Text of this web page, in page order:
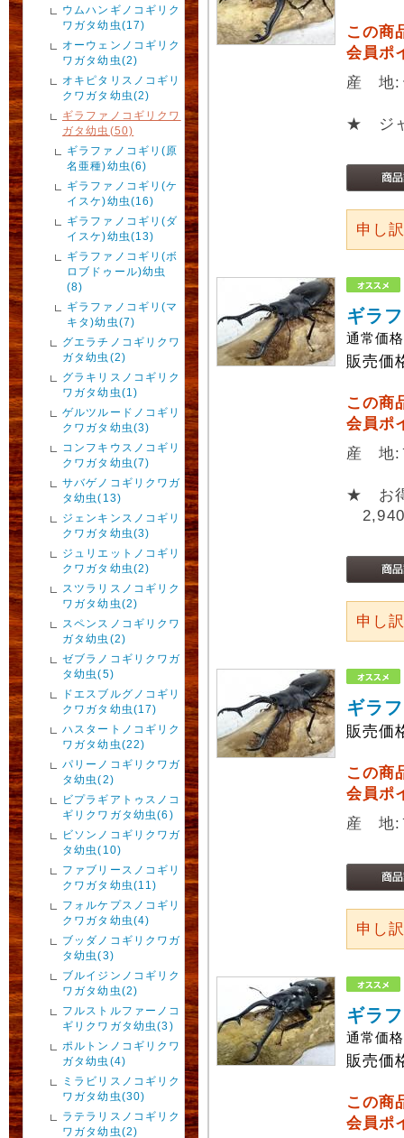
ウムハンギノコギリク
ワガタ幼虫(17)
オーウェンノコギリク
ワガタ幼虫(2)
オキピタリスノコギリ
クワガタ幼虫(2)
ギラファノコギリクワ
ガタ幼虫(50)
ギラファノコギリ(原
名亜種)幼虫(6)
ギラファノコギリ(ケ
イスケ)幼虫(16)
ギラファノコギリ(ダ
イスケ)幼虫(13)
ギラファノコギリ(ボ
ロブドゥール)幼虫
(8)
ギラファノコギリ(マ
キタ)幼虫(7)
グエラチノコギリクワ
ガタ幼虫(2)
グラキリスノコギリク
ワガタ幼虫(1)
ゲルツルードノコギリ
クワガタ幼虫(3)
コンフキウスノコギリ
クワガタ幼虫(7)
サバゲノコギリクワガ
タ幼虫(13)
ジェンキンスノコギリ
クワガタ幼虫(3)
ジュリエットノコギリ
クワガタ幼虫(2)
スツラリスノコギリク
ワガタ幼虫(2)
スペンスノコギリクワ
ガタ幼虫(2)
ゼブラノコギリクワガ
タ幼虫(5)
ドエスブルグノコギリ
クワガタ幼虫(17)
ハスタートノコギリク
ワガタ幼虫(22)
パリーノコギリクワガ
タ幼虫(2)
ビプラギアトゥスノコ
ギリクワガタ幼虫(6)
ビソンノコギリクワガ
タ幼虫(10)
ファブリースノコギリ
クワガタ幼虫(11)
フォルケプスノコギリ
クワガタ幼虫(4)
ブッダノコギリクワガ
タ幼虫(3)
ブルイジンノコギリク
ワガタ幼虫(2)
フルストルファーノコ
ギリクワガタ幼虫(3)
ポルトンノコギリクワ
ガタ幼虫(4)
ミラビリスノコギリク
ワガタ幼虫(30)
ラテラリスノコギリク
ワガタ幼虫(2)
この商
会員ポ
産 地:
★ ジ
申し
ギラ
通常価
販売価
この商
会員ポ
産 地:
★ お
申し
ギラ
販売価
この商
会員ポ
産 地:
申し
ギラ
通常価
販売価
この商
会員ポ